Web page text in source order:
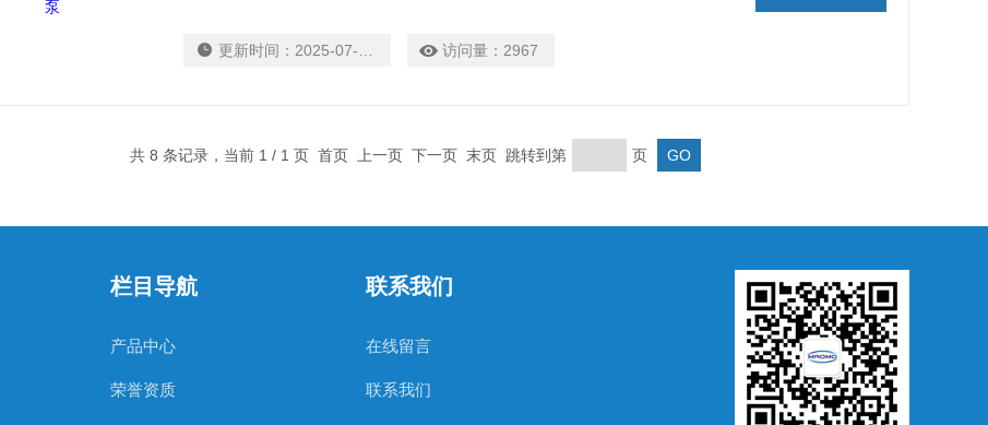
更新时间： 2025-07-14 访问量： 2967
共 8 条记录，当前 1 / 1 页 首页 上一页 下一页 末页 跳转到第 页
栏目导航
产品中心
荣誉资质
联系我们
在线留言
联系我们